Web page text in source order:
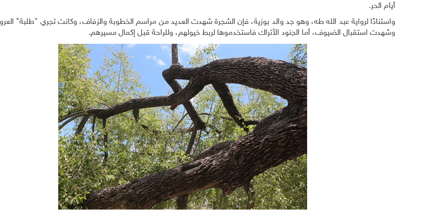
أيام الحر.
واستنادًا لرواية عبد الله طه، وهو جد والد بوزية، فإن الشجرة شهدت العديد من مراسم الخطوبة والزفاف، وكانت تجري "طلبة"
وشهدت استقبال الضيوف، أما الجنود الأتراك فاستخدموها لربط خيولهم، وللراحة قبل إكمال مسيرهم.